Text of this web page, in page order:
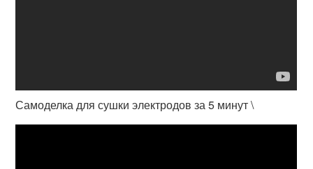
Самоделка для сушки электродов за 5 минут \